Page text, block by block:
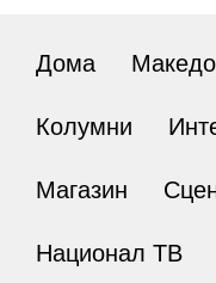
Дома
Колумни
Магазин
Национал ТВ